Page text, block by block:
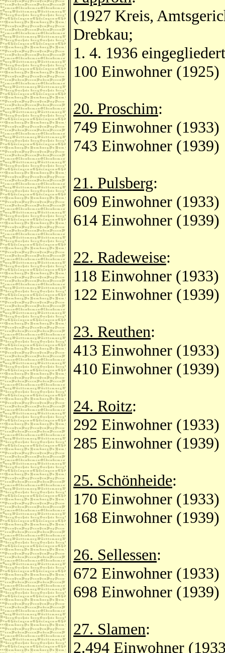
(1927 Kreis,
Drebkau;
1. 4. 1936
100 Einwohner (1925)
20. Proschim:
749 Einwohner (1933)
743 Einwohner (1939)
21. Pulsberg:
609 Einwohner (1933)
614 Einwohner (1939)
22. Radeweise:
118 Einwohner (1933)
122 Einwohner (1939)
23. Reuthen:
413 Einwohner (1933)
410 Einwohner (1939)
24. Roitz:
292 Einwohner (1933)
285 Einwohner (1939)
25. Schönheide:
170 Einwohner (1933)
168 Einwohner (1939)
26. Sellessen:
672 Einwohner (1933)
698 Einwohner (1939)
27. Slamen:
2.494 Einwohner